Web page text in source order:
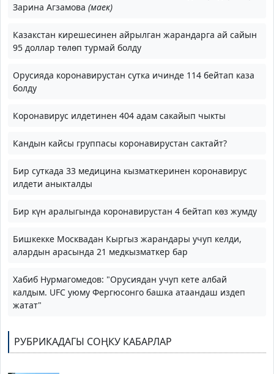
Зарина Агзамова (маек)
Казакстан кирешесинен айрылган жарандарга ай сайын
95 доллар төлөп турмай болду
Орусияда коронавирустан сутка ичинде 114 бейтап каза
болду
Коронавирус илдетинен 404 адам сакайып чыкты
Кандын кайсы группасы коронавирустан сактайт?
Бир суткада 33 медицина кызматкеринен коронавирус
илдети аныкталды
Бир күн аралыгында коронавирустан 4 бейтап көз жумду
Бишкекке Москвадан Кыргыз жарандары учуп келди,
алардын арасында 21 медкызматкер бар
Хабиб Нурмагомедов: "Орусиядан учуп кете албай
калдым. UFC уюму Фергюсонго башка атаандаш издеп
жатат"
РУБРИКАДАГЫ СОҢКУ КАБАРЛАР